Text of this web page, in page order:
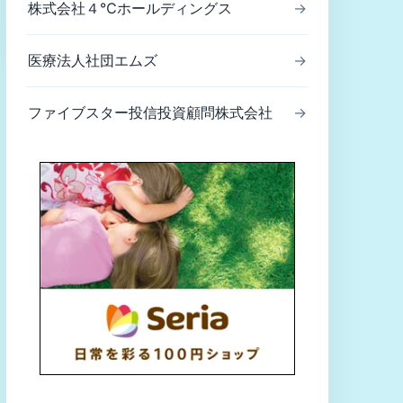
株式会社４℃ホールディングス →
医療法人社団エムズ →
ファイブスター投信投資顧問株式会社 →